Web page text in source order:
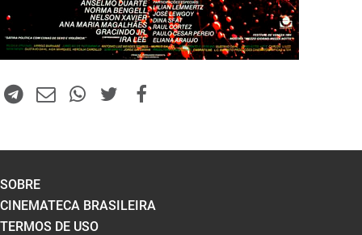
SOBRE
CINEMATECA BRASILEIRA
TERMOS DE USO